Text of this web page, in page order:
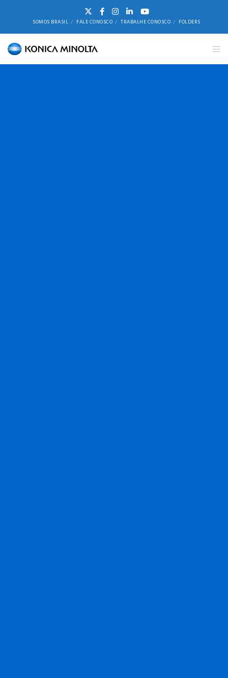
SOMOS BRASIL FALE CONOSCO TRABALHE CONOSCO FOLDERS